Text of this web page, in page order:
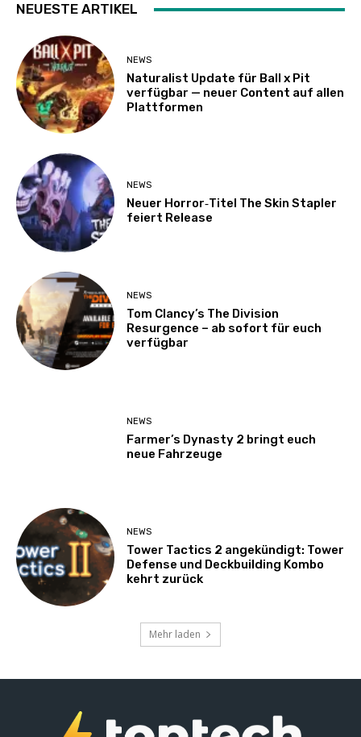
NEUESTE ARTIKEL
NEWS
Naturalist Update für Ball x Pit
verfügbar — neuer Content auf allen
Plattformen
NEWS
Neuer Horror‑Titel The Skin Stapler
feiert Release
NEWS
Tom Clancy’s The Division
Resurgence – ab sofort für euch
verfügbar
NEWS
Farmer’s Dynasty 2 bringt euch
neue Fahrzeuge
NEWS
Tower Tactics 2 angekündigt: Tower
Defense und Deckbuilding Kombo
kehrt zurück
Mehr laden